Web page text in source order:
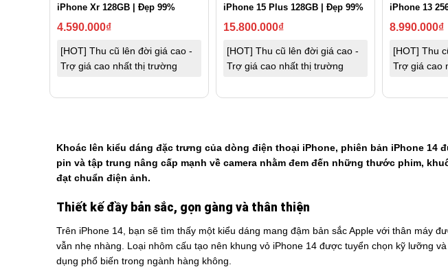
iPhone Xr 128GB | Đẹp 99%
4.590.000₫
[HOT] Thu cũ lên đời giá cao -
Trợ giá cao nhất thị trường
iPhone 15 Plus 128GB | Đẹp 99%
15.800.000₫
[HOT] Thu cũ lên đời giá cao -
Trợ giá cao nhất thị trường
iPhone 13
8.990.000₫
[HOT] Thu
Trợ giá cao
Khoác lên kiểu dáng đặc trưng của dòng điện thoại iPhone, phiên bản iPhone 14
pin và tập trung nâng cấp mạnh về camera nhằm đem đến những thước phim,
đạt chuẩn điện ảnh.
Thiết kế đầy bản sắc, gọn gàng và thân thiện
Trên iPhone 14, bạn sẽ tìm thấy một kiểu dáng mang đậm bản sắc Apple với thân máy
vẫn nhẹ nhàng. Loại nhôm cấu tạo nên khung vỏ iPhone 14 được tuyển chọn kỹ lưỡng
dụng phổ biến trong ngành hàng không.